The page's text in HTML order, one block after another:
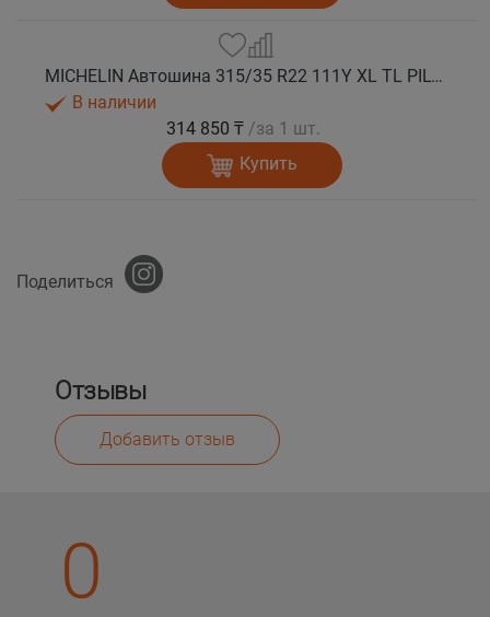
MICHELIN Автошина 315/35 R22 111Y XL TL PILOT SPORT 4 SUV ZP (run flat) лето
В наличии
314 850 ₸ /за 1 шт.
Купить
Поделиться
Отзывы
Добавить отзыв
0